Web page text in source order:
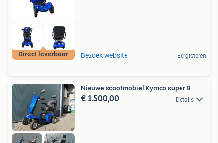
Direct leverbaar Bezoek website Eergisteren
Nieuwe scootmobiel Kymco super 8
€ 1.500,00 Details